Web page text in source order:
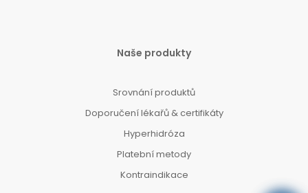
Naše produkty
Srovnání produktů
Doporučení lékařů & certifikáty
Hyperhidróza
Platební metody
Kontraindikace